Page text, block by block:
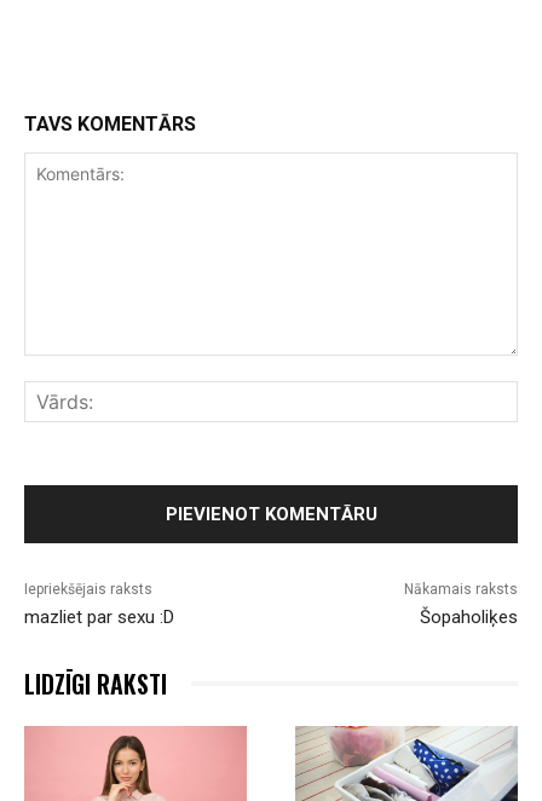
TAVS KOMENTĀRS
Iepriekšējais raksts
mazliet par sexu :D
Nākamais raksts
Šopaholiķes
LIDZĪGI RAKSTI